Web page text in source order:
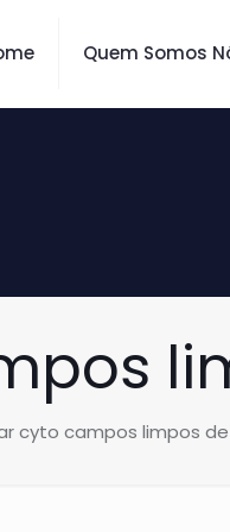
Quem Somos
cyto campos limpos